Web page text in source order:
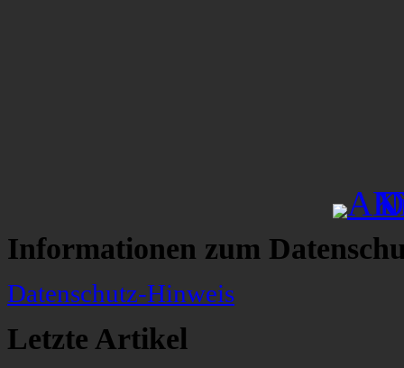
Informationen zum
Datenschutz-Hinweis
Letzte Artikel